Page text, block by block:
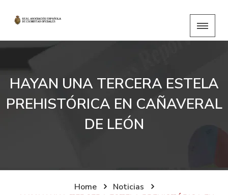
HAYAN UNA TERCERA ESTELA
PREHISTÓRICA EN CAÑAVERAL
DE LEÓN
Home
Noticias